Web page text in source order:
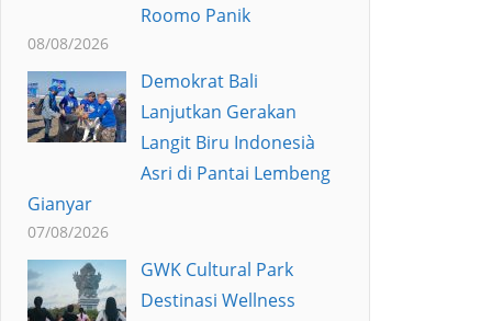
Roomo Panik
08/08/2026
Demokrat Bali
Lanjutkan Gerakan
Langit Biru Indonesià
Asri di Pantai Lembeng
Gianyar
07/08/2026
GWK Cultural Park
Destinasi Wellness